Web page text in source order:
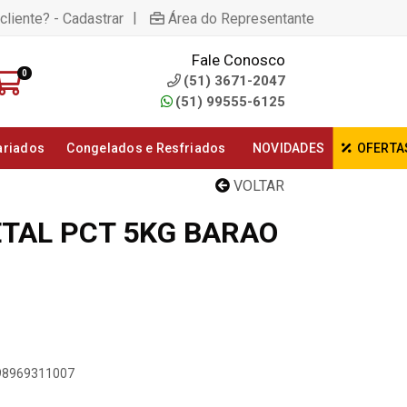
- Cadastrar | Área do Representante
0
Fale Conosco
(51) 3671-2047
(51) 99555-6125
Congelados e Resfriados NOVIDADES
VOLTAR
PCT 5KG BARAO